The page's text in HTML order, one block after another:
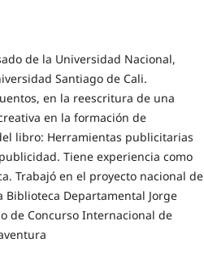
de la Universidad Nacional,
Santiago de Cali.
en la reescritura de una
en la formación de
libro: Herramientas publicitarias
Tiene experiencia como
Trabajó en el proyecto nacional de
Departamental Jorge
de Concurso Internacional de